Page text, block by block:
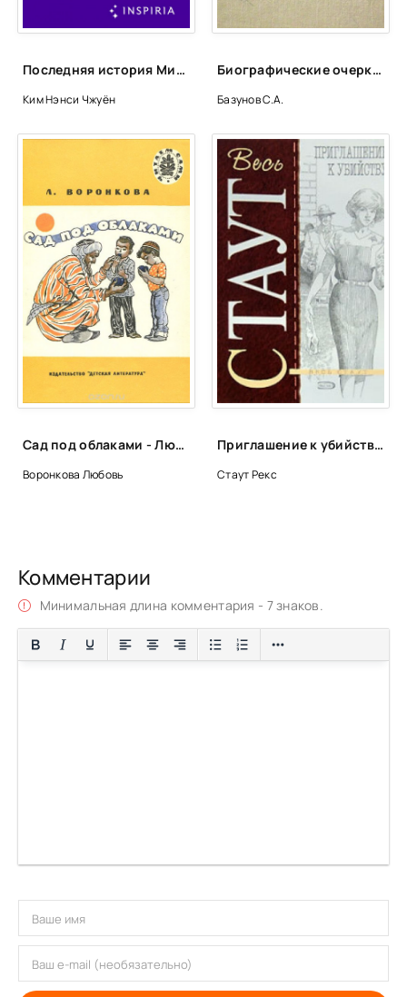
Последняя история Мины Ли - Нэнси Чжуён Ким
Ким Нэнси Чжуён
Биографические очерки зарубежных композиторов
Базунов С.А.
Сад под облаками - Любовь Воронкова
Воронкова Любовь
Приглашение к убийству - Рекс Стаут
Стаут Рекс
Комментарии
Минимальная длина комментария - 7 знаков.